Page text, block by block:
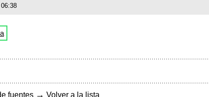
fuentes → Volver a la lista